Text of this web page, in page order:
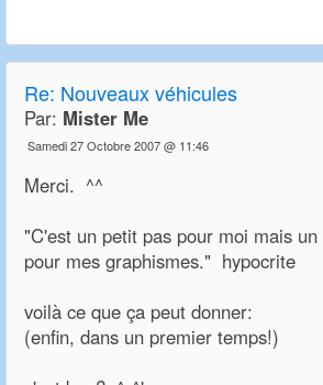
Re: Nouveaux véhicules
Par: Mister Me
Samedi 27 Octobre 2007 @ 11:46
Merci. ^^
"C'est un petit pas pour moi mais
pour mes graphismes." hypocrite
voilà ce que ça peut donner:
(enfin, dans un premier temps!)